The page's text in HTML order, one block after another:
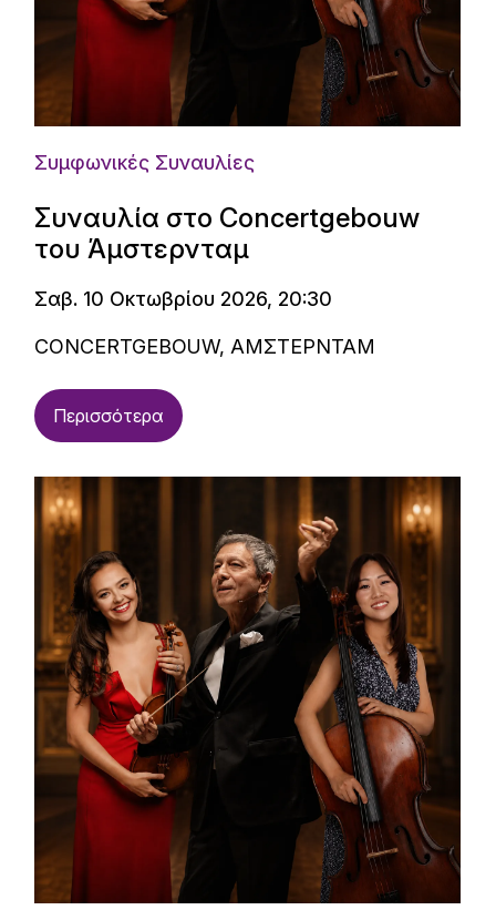
Συμφωνικές Συναυλίες
Συναυλία στο Concertgebouw
του Άμστερνταμ
Σαβ. 10 Οκτωβρίου 2026, 20:30
CONCERTGEBOUW, ΑΜΣΤΕΡΝΤΑΜ
Περισσότερα